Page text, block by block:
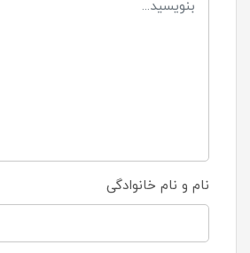
نام و نام خانوادگی